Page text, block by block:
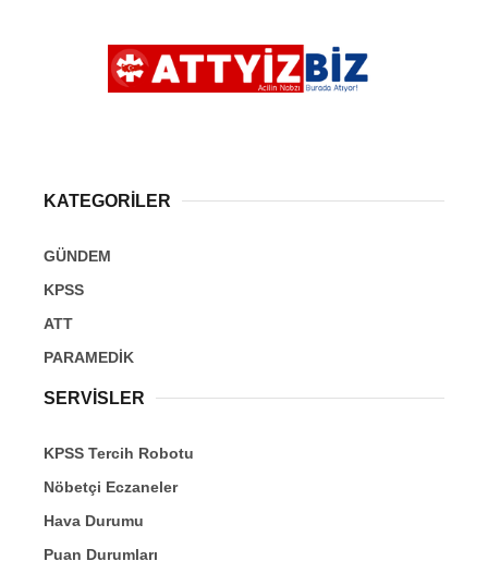
KATEGORİLER
GÜNDEM
KPSS
ATT
PARAMEDİK
SERVİSLER
KPSS Tercih Robotu
Nöbetçi Eczaneler
Hava Durumu
Puan Durumları